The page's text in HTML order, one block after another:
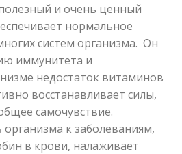
и очень ценный
нормальное
систем организма. Он
иммунитета и
недостаток витаминов
восстанавливает силы,
самочувствие.
к заболеваниям,
в крови, налаживает